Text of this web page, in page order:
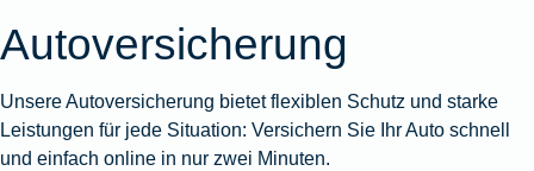
Autoversicherung
Unsere Autoversicherung bietet flexiblen Schutz und starke
Leistungen für jede Situation: Versichern Sie Ihr Auto schnell
und einfach online in nur zwei Minuten.